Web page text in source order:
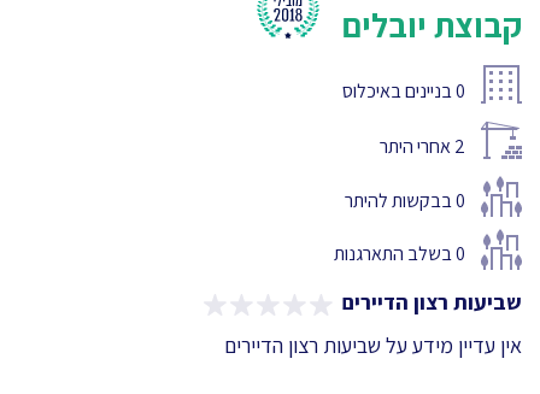
קבוצת יובלים
0בניינים באיכלוס
2אחרי היתר
0בבקשות להיתר
0בשלב התארגנות
שביעות רצון הדיירים
אין עדיין מידע על שביעות רצון הדיירים